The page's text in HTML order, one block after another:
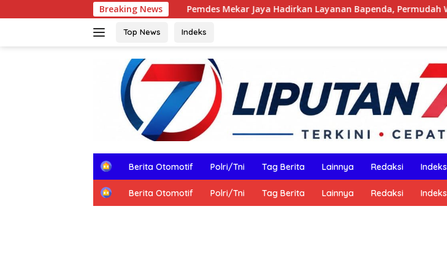
ke
Breaking News
Pemdes Mekar Jaya Hadirkan Layanan Bapenda, Permudah Warga Bayar Pajak
Top News Indeks
H
m
e
Berita Otomotif Polri/Tni Tag Berita Lainnya Redaksi Indeks
H
Berita Otomotif Polri/Tni Tag Berita Lainnya Redaksi Indeks